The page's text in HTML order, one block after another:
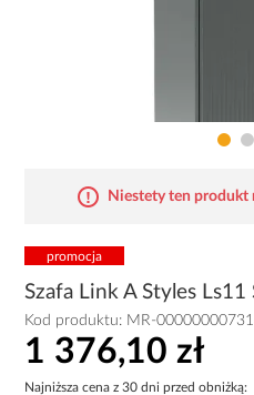
Niestety ten produkt
promocja
Szafa Link A Styles
Kod produktu: MR-
1 376,10 zł
Najniższa cena z 30 dni przed obniżką: